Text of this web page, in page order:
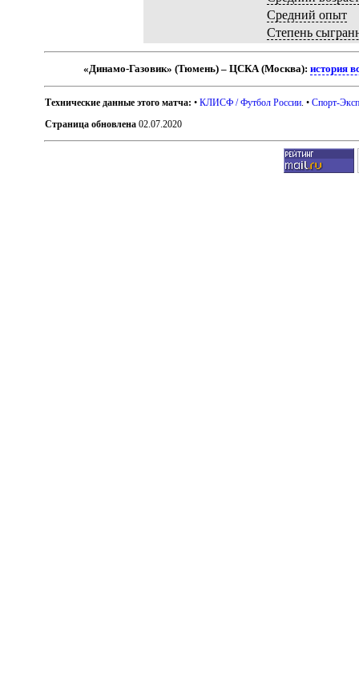
Средний опыт
Степень
«Динамо-Газовик» (Тюмень) – ЦСКА (Москва):история
Технические данные этого матча: •КЛИСФ / Футбол России . •Спорт-
Страница обновлена 02.07.2020